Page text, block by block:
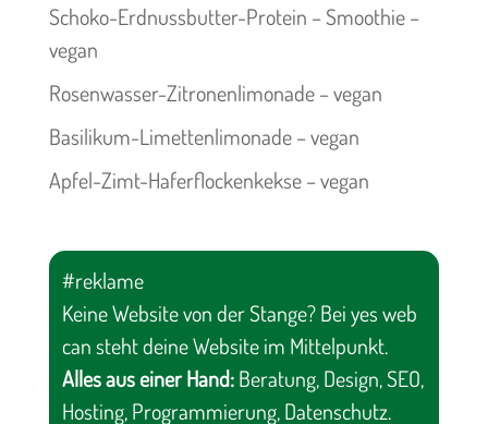
Schoko-Erdnussbutter-Protein – Smoothie –
vegan
Rosenwasser-Zitronenlimonade – vegan
Basilikum-Limettenlimonade – vegan
Apfel-Zimt-Haferflockenkekse – vegan
#reklame
Keine Website von der Stange? Bei yes web
can steht deine Website im Mittelpunkt.
Alles aus einer Hand:Beratung, Design, SEO,
Hosting, Programmierung, Datenschutz.